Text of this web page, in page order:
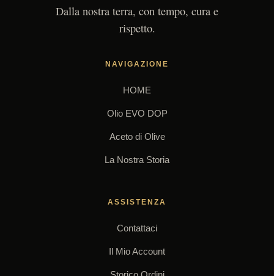
Dalla nostra terra, con tempo, cura e
rispetto.
NAVIGAZIONE
HOME
Olio EVO DOP
Aceto di Olive
La Nostra Storia
ASSISTENZA
Contattaci
Il Mio Account